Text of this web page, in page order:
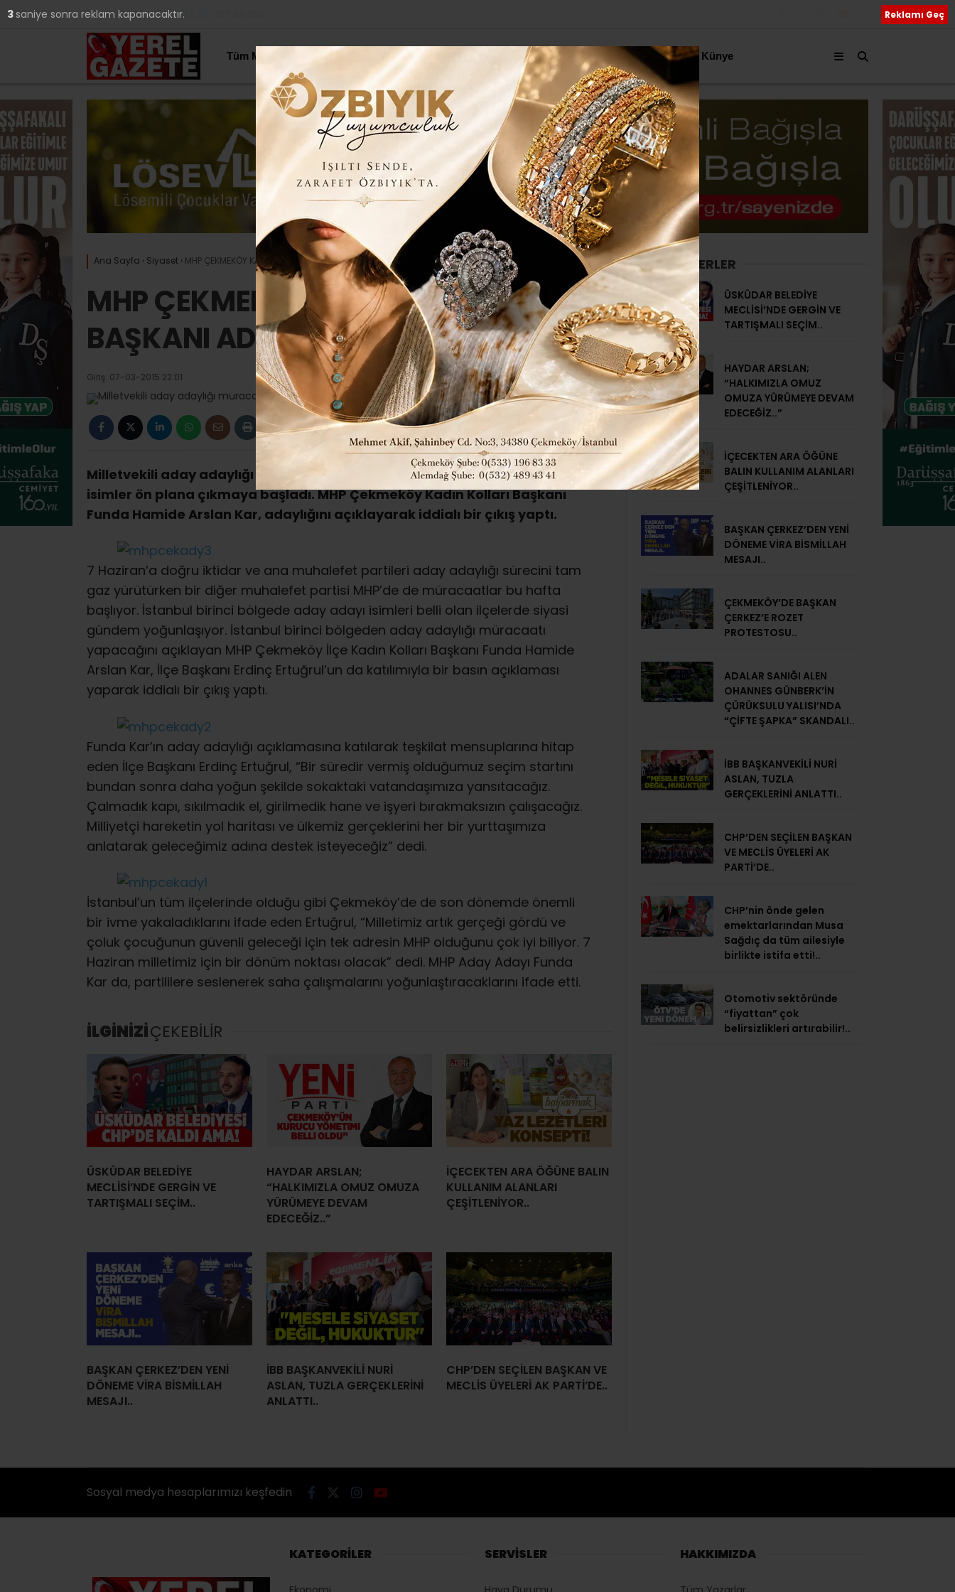
YAZARLAR 30.9
Tüm Manşetler Yerel Haberler Genel Siyaset Kültür Sanat Hakkımızda Künye
Ana Sayfa › Siyaset › MHP ÇEKMEKÖY KADIN KOLLARI BAŞKANI ADAY ADAYI…
MHP ÇEKMEKÖY KADIN KOLLARI
BAŞKANI ADAY ADAYI…
Giriş: 07-03-2015 22:01 295 Siyaset Tüm Manşetler
Milletvekili aday adaylığı müracaatlarının 12 Mart’ta başlayacağı MHP’de
isimler ön plana çıkmaya başladı. MHP Çekmeköy Kadın Kolları Başkanı
Funda Hamide Arslan Kar, adaylığını açıklayarak iddialı bir çıkış yaptı.
7 Haziran’a doğru iktidar ve ana muhalefet partileri aday adaylığı sürecini tam
gaz yürütürken bir diğer muhalefet partisi MHP’de de müracaatlar bu hafta
başlıyor. İstanbul birinci bölgede aday adayı isimleri belli olan ilçelerde siyasi
gündem yoğunlaşıyor. İstanbul birinci bölgeden aday adaylığı müracaatı
yapacağını açıklayan MHP Çekmeköy İlçe Kadın Kolları Başkanı Funda Hamide
Arslan Kar, İlçe Başkanı Erdinç Ertuğrul’un da katılımıyla bir basın açıklaması
yaparak iddialı bir çıkış yaptı.
Funda Kar’ın aday adaylığı açıklamasına katılarak teşkilat mensuplarına hitap
eden İlçe Başkanı Erdinç Ertuğrul, “Bir süredir vermiş olduğumuz seçim startını
bundan sonra daha yoğun şekilde sokaktaki vatandaşımıza yansıtacağız.
Çalmadık kapı, sıkılmadık el, girilmedik hane ve işyeri bırakmaksızın çalışacağız.
Milliyetçi hareketin yol haritası ve ülkemiz gerçeklerini her bir yurttaşımıza
anlatarak geleceğimiz adına destek isteyeceğiz” dedi.
İstanbul’un tüm ilçelerinde olduğu gibi Çekmeköy’de de son dönemde önemli
bir ivme yakaladıklarını ifade eden Ertuğrul, “Milletimiz artık gerçeği gördü ve
çoluk çocuğunun güvenli geleceği için tek adresin MHP olduğunu çok iyi biliyor. 7
Haziran milletimiz için bir dönüm noktası olacak” dedi. MHP Aday Adayı Funda
Kar da, partililere seslenerek saha çalışmalarını yoğunlaştıracaklarını ifade etti.
İLGİNİZİÇEKEBİLİR
ÜSKÜDAR BELEDİYE
MECLİSİ’NDE GERGİN VE
TARTIŞMALI SEÇİM..
HAYDAR ARSLAN;
“HALKIMIZLA OMUZ OMUZA
YÜRÜMEYE DEVAM
EDECEĞİZ..”
İÇECEKTEN ARA ÖĞÜNE BALIN
KULLANIM ALANLARI
ÇEŞİTLENİYOR..
BAŞKAN ÇERKEZ’DEN YENİ
DÖNEME VİRA BİSMİLLAH
MESAJI..
İBB BAŞKANVEKİLİ NURİ
ASLAN, TUZLA GERÇEKLERİNİ
ANLATTI..
CHP’DEN SEÇİLEN BAŞKAN VE
MECLİS ÜYELERİ AK PARTİ’DE..
SON HABERLER
ÜSKÜDAR BELEDİYE
MECLİSİ’NDE GERGİN VE
TARTIŞMALI SEÇİM..
HAYDAR ARSLAN;
“HALKIMIZLA OMUZ
OMUZA YÜRÜMEYE DEVAM
EDECEĞİZ..”
İÇECEKTEN ARA ÖĞÜNE
BALIN KULLANIM ALANLARI
ÇEŞİTLENİYOR..
BAŞKAN ÇERKEZ’DEN YENİ
DÖNEME VİRA BİSMİLLAH
MESAJI..
ÇEKMEKÖY’DE BAŞKAN
ÇERKEZ’E ROZET
PROTESTOSU..
ADALAR SANIĞI ALEN
OHANNES GÜNBERK’İN
ÇÜRÜKSULU YALISI’NDA
“ÇİFTE ŞAPKA” SKANDALI..
İBB BAŞKANVEKİLİ NURİ
ASLAN, TUZLA
GERÇEKLERİNİ ANLATTI..
CHP’DEN SEÇİLEN BAŞKAN
VE MECLİS ÜYELERİ AK
PARTİ’DE..
CHP’nin önde gelen
emektarlarından Musa
Sağdıç da tüm ailesiyle
birlikte istifa etti!..
Otomotiv sektöründe
“fiyattan” çok
belirsizlikleri artırabilir!..
2 saniye sonra reklam kapanacaktır. Reklamı Geç
Sosyal medya hesaplarımızı keşfedin
KATEGORİLER SERVİSLER HAKKIMIZDA